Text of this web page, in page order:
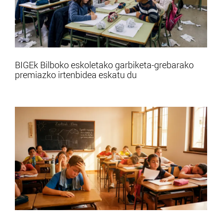
BIGEk Bilboko eskoletako garbiketa-grebarako
premiazko irtenbidea eskatu du